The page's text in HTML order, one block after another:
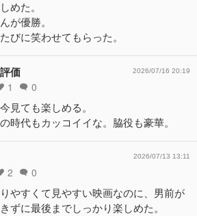
めた。
が優勝。
びに笑わせてもらった。
価
1 0
2026/07/16 20:19
見ても楽しめる。
時代もカッコイイな。脇役も豪華。
2 0
2026/07/13 13:11
やすくて見やすい映画なのに、男前が
ずに最後までしっかり楽しめた。